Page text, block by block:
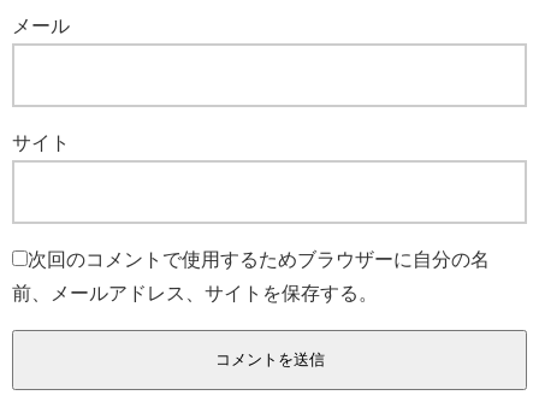
メール
サイト
次回のコメントで使用するためブラウザーに自分の名
前、メールアドレス、サイトを保存する。